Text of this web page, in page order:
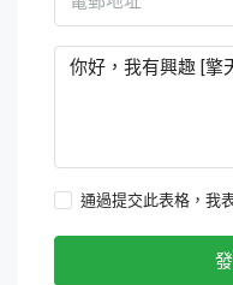
通過提交此表格，我